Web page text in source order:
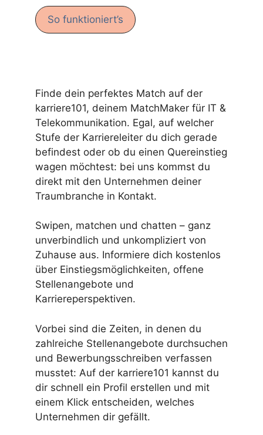
So funktioniert’s
Finde dein perfektes Match auf der
karriere101, deinem MatchMaker für IT &
Telekommunikation. Egal, auf welcher
Stufe der Karriereleiter du dich gerade
befindest oder ob du einen Quereinstieg
wagen möchtest: bei uns kommst du
direkt mit den Unternehmen deiner
Traumbranche in Kontakt.
Swipen, matchen und chatten – ganz
unverbindlich und unkompliziert von
Zuhause aus. Informiere dich kostenlos
über Einstiegsmöglichkeiten, offene
Stellenangebote und
Karriereperspektiven.
Vorbei sind die Zeiten, in denen du
zahlreiche Stellenangebote durchsuchen
und Bewerbungsschreiben verfassen
musstet: Auf der karriere101 kannst du
dir schnell ein Profil erstellen und mit
einem Klick entscheiden, welches
Unternehmen dir gefällt.